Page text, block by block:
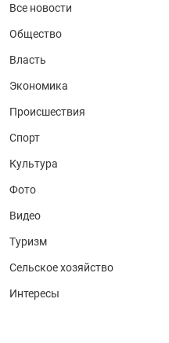
Все новости
Общество
Власть
Экономика
Происшествия
Спорт
Культура
Фото
Видео
Туризм
Сельское хозяйство
Интересы